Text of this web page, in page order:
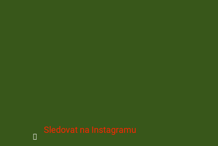
Sledovat na Instagramu